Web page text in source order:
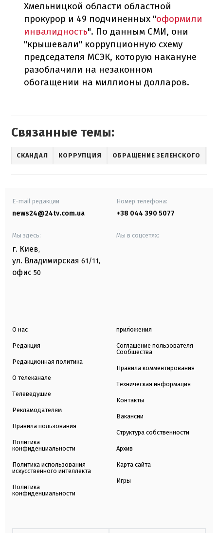
Хмельницкой области областной
прокурор и 49 подчиненных "оформили
инвалидность". По данным СМИ, они
"крышевали" коррупционную схему
председателя МСЭК, которую накануне
разоблачили на незаконном
обогащении на миллионы долларов.
Связанные темы:
СКАНДАЛ КОРРУПЦИЯ ОБРАЩЕНИЕ ЗЕЛЕНСКОГО
E-mail редакции
news24@24tv.com.ua
Номер телефона:
+38 044 390 5077
Мы здесь:
г. Киев,
ул. Владимирская 61/11,
офис 50
Мы в соцсетях:
О нас
Редакция
Редакционная политика
О телеканале
Телеведущие
Рекламодателям
Правила пользования
Политика
конфиденциальности
Политика использования
искусственного интеллекта
Политика
конфиденциальности
приложения
Соглашение пользователя
Сообщества
Правила комментирования
Техническая информация
Контакты
Вакансии
Структура собственности
Архив
Карта сайта
Игры